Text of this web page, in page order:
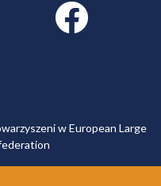
Facebook link
w European Large